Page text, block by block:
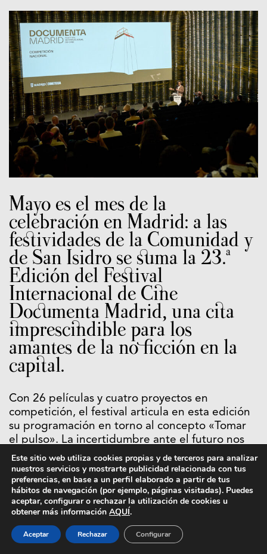
Mayo es el mes de la
celebración en Madrid: a las
festividades de la Comunidad y
de San Isidro se suma la 23.ª
Edición del Festival
Internacional de Cine
Documenta Madrid, una cita
imprescindible para los
amantes de la no ficción en la
capital.
Con 26 películas y cuatro proyectos en
competición, el festival articula en esta edición
su programación en torno al concepto «Tomar
el pulso». La incertidumbre ante el futuro nos
lleva a volver la mirada, “en un mundo ficticio”,
hacia el cine documental, entendiéndolo como
la herramienta más eficaz para salir a la calle y
comprender todo lo que está ocurriendo. Las
proyecciones con sede central en la Cineteca
de Matadero Madrid se expanden por toda la
ciudad a Filmoteca Española, el Museo Nacional
Este sitio web utiliza cookies propias y de terceros para analizar
nuestros servicios y mostrarte publicidad relacionada con tus
preferencias, en base a un perfil elaborado a partir de tus
hábitos de navegación (por ejemplo, páginas visitadas). Puedes
aceptar, configurar o rechazar la utilización de cookies u
obtener más información AQUÍ.
Aceptar Rechazar Configurar